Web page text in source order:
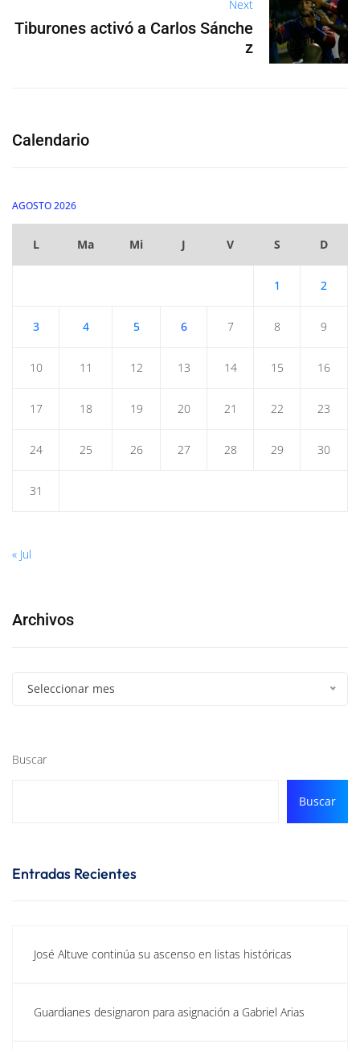
Next
Tiburones activó a Carlos Sánche
z
Calendario
AGOSTO 2026
L Ma Mi J V S D
1 2
3 4 5 6 7 8 9
10 11 12 13 14 15 16
17 18 19 20 21 22 23
24 25 26 27 28 29 30
31
« Jul
Archivos
Seleccionar mes
Buscar
Buscar
Entradas Recientes
José Altuve continúa su ascenso en listas históricas
Guardianes designaron para asignación a Gabriel Arias